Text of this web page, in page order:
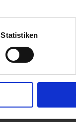
Statistiken